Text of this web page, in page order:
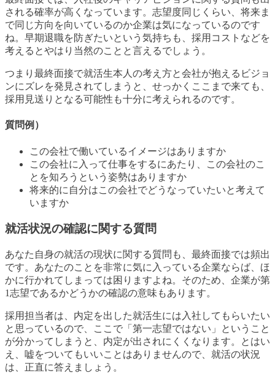
される確率が高くなっています。志望度同じくらい、将来ま
で同じ方向を向いているのか企業は気になっているのです
ね。早期退職を防ぎたいという気持ちも、採用コストなどを
考えるとやはり当然のことと言えるでしょう。
つまり最終面接で就活生本人の考え方と会社が抱えるビジョ
ンにズレを発見されてしまうと、せっかくここまで来ても、
採用見送りとなる可能性も十分に考えられるのです。
質問例）
この会社で働いているイメージはありますか
この会社に入って仕事をするにあたり、この会社のこ
とを知ろうという姿勢はありますか
将来的に自分はこの会社でどうなっていたいと考えて
いますか
就活状況の確認に関する質問
あなた自身の就活の現状に関する質問も、最終面接では頻出
です。あなたのことを非常に気に入っている企業ならば、ほ
かに行かれてしまっては困りますよね。そのため、企業が第
1志望であるかどうかの確認の意味もあります。
採用担当者は、内定を出した就活生には入社してもらいたい
と思っているので、ここで「第一志望ではない」ということ
が分かってしまうと、内定が出されにくくなります。とはい
え、嘘をついてもいいことはありませんので、就活の状況
は、正直に答えましょう。